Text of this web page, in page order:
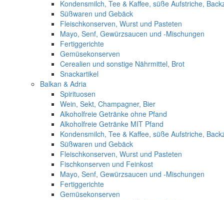
Kondensmilch, Tee & Kaffee, süße Aufstriche,
Süßwaren und Gebäck
Fleischkonserven, Wurst und Pasteten
Mayo, Senf, Gewürzsaucen und -Mischungen
Fertiggerichte
Gemüsekonserven
Cerealien und sonstige Nährmittel, Brot
Snackartikel
Balkan & Adria
Spirituosen
Wein, Sekt, Champagner, Bier
Alkoholfreie Getränke ohne Pfand
Alkoholfreie Getränke MIT Pfand
Kondensmilch, Tee & Kaffee, süße Aufstriche,
Süßwaren und Gebäck
Fleischkonserven, Wurst und Pasteten
Fischkonserven und Feinkost
Mayo, Senf, Gewürzsaucen und -Mischungen
Fertiggerichte
Gemüsekonserven